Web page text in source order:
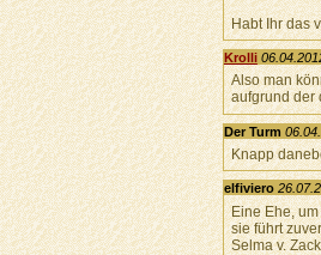
Habt Ihr das
Krolli
Also man
aufgrund der
Der Turm
Knapp
elfiviero
Eine Ehe,
sie führt
Selma v. Zack